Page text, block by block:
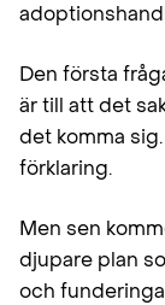
Den första
är till att det
det komma
förklaring.
Men sen
djupare plan
och